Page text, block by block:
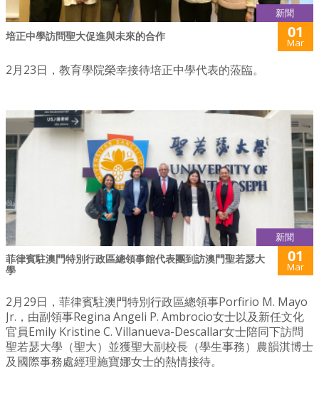
新聞
培正中學訪問聖大促進與未來的合作 01
Mar
2月23日，教育學院榮幸接待培正中學代表的蒞臨。
新聞
菲律賓駐澳門特別行政區總領事館代表團到訪澳門聖若瑟大
學
01
Mar
2月29日，菲律賓駐澳門特別行政區總領事Porfirio M. Mayo
Jr.，由副領事Regina Angeli P. Ambrocio女士以及新任文化
官員Emily Kristine C. Villanueva-Descallar女士陪同下訪問
聖若瑟大學（聖大）並獲聖大副校長（學生事務）農韻淇博士
及國際事務處經理施寶娜女士的熱情接待。